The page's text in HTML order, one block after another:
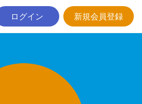
ログイン 新規会員登録